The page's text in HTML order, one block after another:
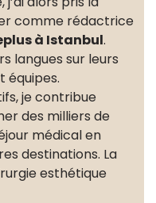
comme rédactrice
à Istanbul.
langues sur leurs
équipes.
je contribue
des milliers de
médical en
destinations. La
esthétique